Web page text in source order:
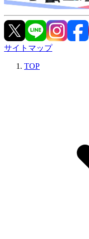
サイトマップ
TOP